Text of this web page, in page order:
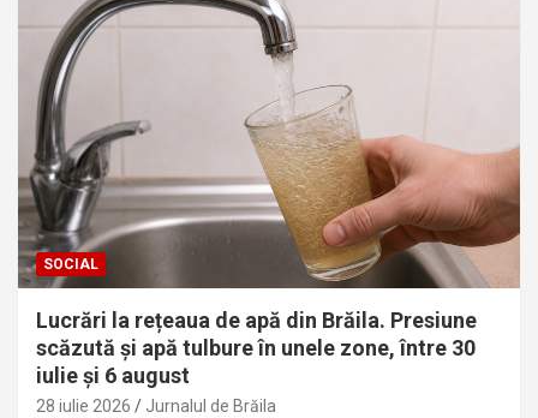
SOCIAL
Lucrări la rețeaua de apă din Brăila. Presiune
scăzută și apă tulbure în unele zone, între 30
iulie și 6 august
28 iulie 2026 Jurnalul de Brăila